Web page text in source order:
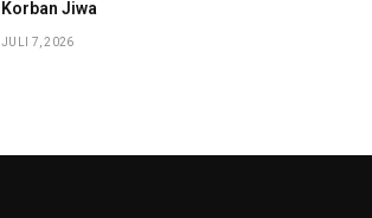
Korban Jiwa
JULI 7, 2026